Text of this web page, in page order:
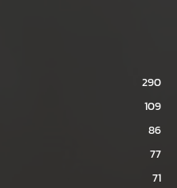
290
109
86
77
71